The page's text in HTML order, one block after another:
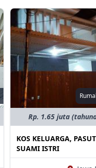
Rp. 1.65 juta
KOS KELUARGA,
SUAMI ISTRI